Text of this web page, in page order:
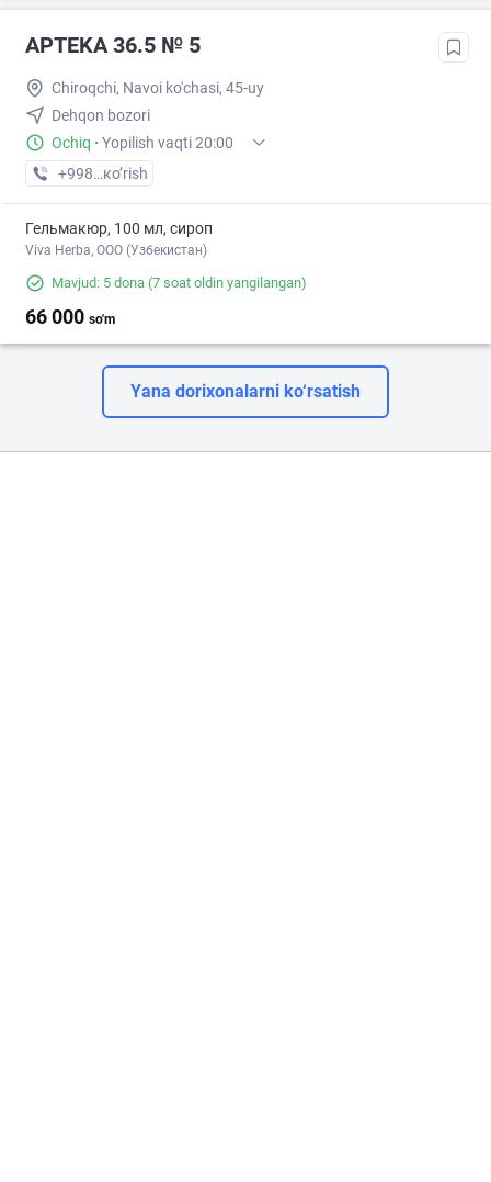
APTEKA 36.5 № 5
Chiroqchi, Navoi ko'chasi, 45-uy
Dehqon bozori
Ochiq · Yopilish vaqti 20:00
+998 (55) XXX-XX-XX
кo’rish
Гельмакюр, 100 мл, сироп
Viva Herba, ООО (Узбекистан)
Mavjud: 5 dona (7 soat oldin yangilangan)
66 000 so'm
Yana dorixonalarni ko‘rsatish